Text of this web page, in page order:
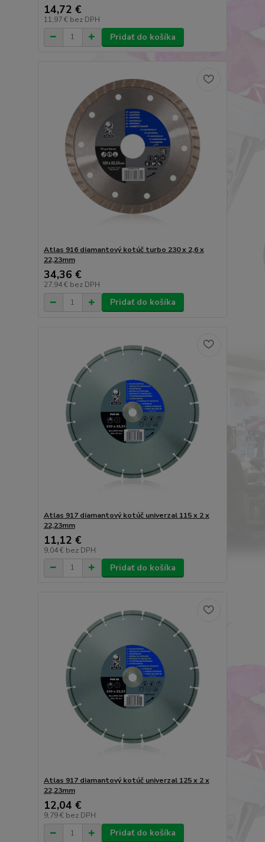
14,72 €
11,97 € bez DPH
Pridať do košíka
Atlas 916 diamantový kotúč turbo 230 x 2,6 x
22,23mm
34,36 €
27,94 € bez DPH
Pridať do košíka
Atlas 917 diamantový kotúč univerzal 115 x 2 x
22,23mm
11,12 €
9,04 € bez DPH
Pridať do košíka
Atlas 917 diamantový kotúč univerzal 125 x 2 x
22,23mm
12,04 €
9,79 € bez DPH
Pridať do košíka